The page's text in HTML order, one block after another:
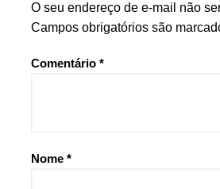
O seu endereço de e-mail não
Campos obrigatórios são
Comentário *
Nome *